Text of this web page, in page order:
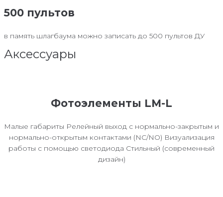
500 пультов
в память шлагбаума можно записать до 500 пультов ДУ
Аксессуары
Фотоэлементы LM-L
Малые габариты Релейный выход с нормально-закрытым и
нормально-открытым контактами (NC/NO) Визуализация
работы с помощью светодиода Стильный (современный
дизайн)